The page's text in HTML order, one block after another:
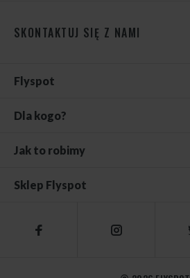
SKONTAKTUJ SIĘ Z NAMI
Flyspot
Dla kogo?
Jak to robimy
Sklep Flyspot